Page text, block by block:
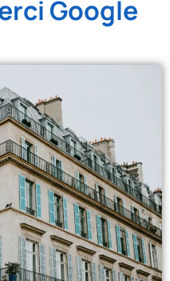
Google